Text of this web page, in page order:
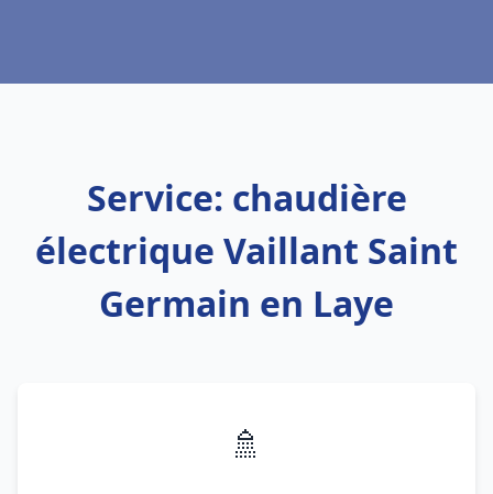
Service: chaudière
électrique Vaillant Saint
Germain en Laye
🚿